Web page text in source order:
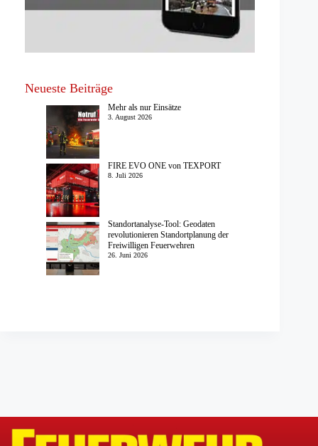
Neueste Beiträge
Mehr als nur Einsätze
3. August 2026
FIRE EVO ONE von TEXPORT
8. Juli 2026
Standortanalyse-Tool: Geodaten
revolutionieren Standortplanung der
Freiwilligen Feuerwehren
26. Juni 2026